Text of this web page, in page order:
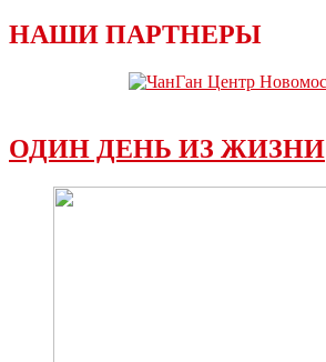
НАШИ ПАРТНЕРЫ
ОДИН ДЕНЬ ИЗ ЖИЗНИ